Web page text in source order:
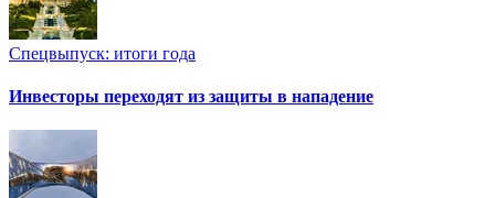
Спецвыпуск: итоги года
Инвесторы переходят из защиты в нападение